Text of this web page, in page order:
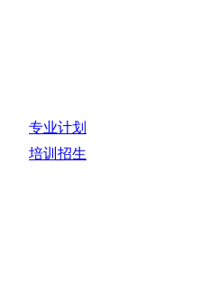
专业计划
培训招生